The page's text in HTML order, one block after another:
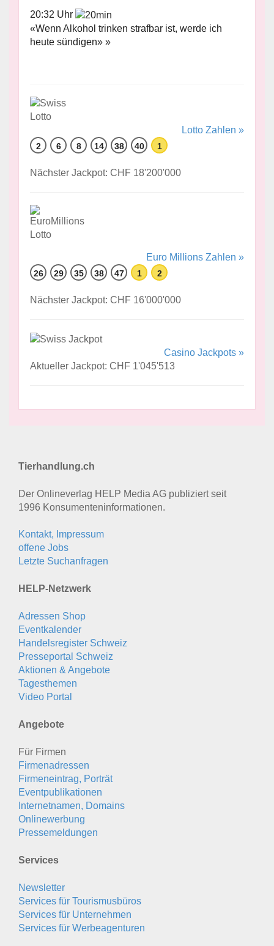
20:32 Uhr
«Wenn Alkohol trinken strafbar ist, werde ich
heute sündigen» »
Lotto Zahlen »
2 6 8 14 38 40 1
Nächster Jackpot: CHF 18'200'000
Euro Millions Zahlen »
26 29 35 38 47 1 2
Nächster Jackpot: CHF 16'000'000
Casino Jackpots »
Aktueller Jackpot: CHF 1'045'513
Tierhandlung.ch
Der Onlineverlag HELP Media AG publiziert seit
1996 Konsumenten­informationen.
Kontakt, Impressum
offene Jobs
Letzte Suchanfragen
HELP-Netzwerk
Adressen Shop
Eventkalender
Handelsregister Schweiz
Presseportal Schweiz
Aktionen & Angebote
Tagesthemen
Video Portal
Angebote
Für Firmen
Firmenadressen
Firmeneintrag, Porträt
Eventpublikationen
Internetnamen, Domains
Onlinewerbung
Pressemeldungen
Services
Newsletter
Services für Tourismusbüros
Services für Unternehmen
Services für Werbeagenturen